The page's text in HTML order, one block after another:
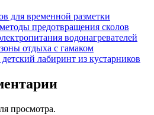
для временной разметки
предотвращения сколов
водонагревателей
отдыха с гамаком
лабиринт из кустарников
просмотра.